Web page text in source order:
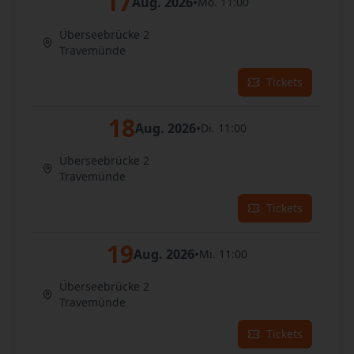
Überseebrücke 2
Travemünde
Tickets
18Aug. 2026•Di. 11:00
Überseebrücke 2
Travemünde
Tickets
19Aug. 2026•Mi. 11:00
Überseebrücke 2
Travemünde
Tickets